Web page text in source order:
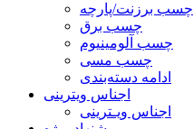
چسب برزنت/پارچه
چسب برق
چسب آلومینیوم
چسب مسی
ادامه دسته‌بندی
اجناس ویترینی
اجناس ویـترینی